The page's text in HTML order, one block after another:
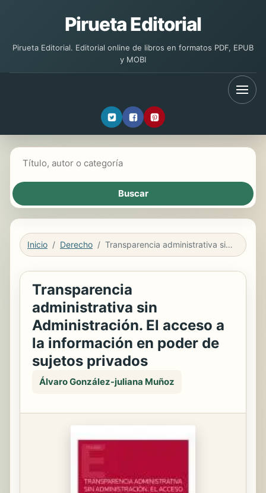
Pirueta Editorial
Pirueta Editorial. Editorial online de libros en formatos PDF, EPUB
y MOBI
Inicio Derecho Transparencia administrativa sin Administración. El acceso a la información en poder de sujetos privados
Transparencia
administrativa sin
Administración. El acceso a
la información en poder de
sujetos privados
Álvaro González-juliana Muñoz